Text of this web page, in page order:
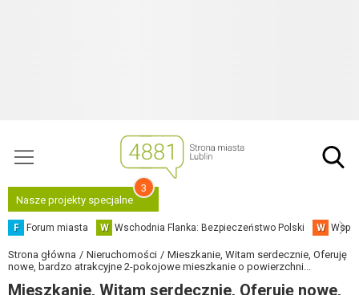
Nasze projekty specjalne
3
F Forum miasta W Wschodnia Flanka: Bezpieczeństwo Polski W
Strona główna Nieruchomości
Mieszkanie, Witam serdecznie, Oferuję
nowe, bardzo atrakcyjne 2-pokojowe mieszkanie o powierzchni...
Mieszkanie, Witam serdecznie, Oferuję nowe,